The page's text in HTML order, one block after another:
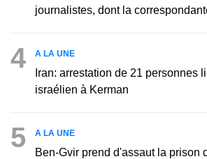
journalistes, dont la
4 A LA UNE
Iran: arrestation de 21 personnes
israélien à Kerman
5 A LA UNE
Ben-Gvir prend d'assaut la prison